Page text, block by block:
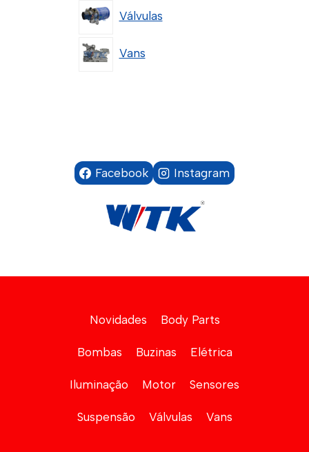
Válvulas
Vans
Facebook Instagram
Novidades Body Parts
Bombas Buzinas Elétrica
Iluminação Motor Sensores
Suspensão Válvulas Vans